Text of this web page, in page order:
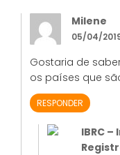
Milene
05/04/
Gostaria de
os países que
RESPONDER
IBRC